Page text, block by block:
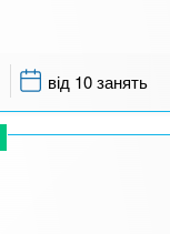
від 10 занять